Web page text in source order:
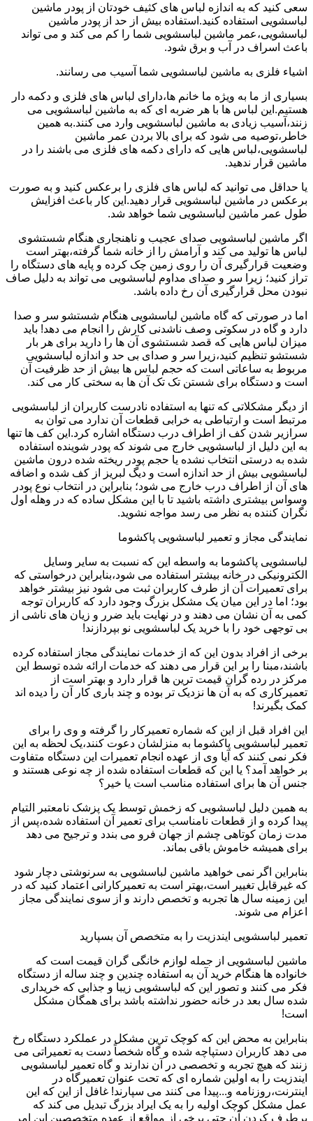
سعی کنید که به اندازه لباس های کثیف خودتان از پودر ماشین
لباسشویی استفاده کنید.استفاده بیش از حد از پودر ماشین
لباسشویی،عمر ماشین لباسشویی شما را کم می کند و می تواند
باعث اسراف در آب و برق شود.
اشیاء فلزی به ماشین لباسشویی شما آسیب می رسانند.
بسیاری از ما به ویژه ما خانم ها،دارای لباس های فلزی و دکمه دار
هستیم.این لباس ها با هر ضربه ای که به ماشین لباسشویی می
زنند،آسیب زیادی به ماشین لباسشویی وارد می کنند.به همین
خاطر،توصیه می شود که برای بالا بردن عمر ماشین
لباسشویی،لباس هایی که دارای دکمه های فلزی می باشند را در
ماشین قرار ندهید.
یا حداقل می توانید که لباس های فلزی را برعکس کنید و به صورت
برعکس در ماشین لباسشویی قرار دهید.این کار باعث افزایش
طول عمر ماشین لباسشویی شما خواهد شد.
اگر ماشین لباسشویی صدای عجیب و ناهنجاری هنگام شستشوی
لباس ها تولید می کند و آرامش را از خانه شما گرفته،بهتر است
وضعیت قرارگیری آن را روی زمین چک کرده و پایه های دستگاه را
تراز کنید؛ زیرا سر و صدای مداوم لباسشویی می تواند به دلیل صاف
نبودن محل قرارگیری آن رخ داده باشد.
اما در صورتی که گاه ماشین لباسشویی هنگام شستشو سر و صدا
دارد و گاه در سکوتی وصف ناشدنی کارش را انجام می دهد! باید
میزان لباس هایی که قصد شستشوی آن ها را دارید برای هر بار
شستشو تنظیم کنید،زیرا سر و صدای بی حد و اندازه لباسشویی
مربوط به ساعاتی است که حجم لباس ها بیش از حد ظرفیت آن
است و دستگاه برای شستن تک تک آن ها به سختی کار می کند.
از دیگر مشکلاتی که تنها به استفاده نادرست کاربران از لباسشویی
مرتبط است و ارتباطی به خرابی قطعات آن ندارد می توان به
سرازیر شدن کف از اطراف درب دستگاه اشاره کرد.این کف ها تنها
به این دلیل از لباسشویی خارج می شوند که پودر شوینده استفاده
شده به درستی انتخاب نشده یا حجم پودر ریخته شده درون ماشین
لباسشویی بیش از حد اندازه است و دیگ لبریز از کف شده و اضافه
های آن از اطراف درب خارج می شود؛ بنابراین در انتخاب نوع پودر
وسواس بیشتری داشته باشید تا با این مشکل ساده که در وهله اول
نگران کننده به نظر می رسد مواجه نشوید.
نمایندگی مجاز و تعمیر لباسشویی پاکشوما
لباسشویی پاکشوما به واسطه این که نسبت به سایر وسایل
الکترونیکی در خانه بیشتر استفاده می شود،بنابراین درخواستی که
برای تعمیرات آن از طرف کاربران ثبت می شود نیز بیشتر خواهد
بود؛ اما در این میان یک مشکل بزرگ وجود دارد که کاربران توجه
کمی به آن نشان می دهند و در نهایت باید ضرر و زیان های ناشی از
بی توجهی خود را با خرید یک لباسشویی نو بپردازند!
برخی از افراد بدون این که از خدمات نمایندگی مجاز استفاده کرده
باشند،مبنا را بر این قرار می دهند که خدمات ارائه شده توسط این
مرکز در رده گران قیمت ترین ها قرار دارد و بهتر است از
تعمیرکاری که به آن ها نزدیک تر بوده و چند باری کار آن را دیده اند
کمک بگیرند!
این افراد قبل از این که شماره تعمیرکار را گرفته و وی را برای
تعمیر لباسشویی پاکشوما به منزلشان دعوت کنند،یک لحظه به این
فکر نمی کنند که آیا وی از عهده انجام تعمیرات این دستگاه متفاوت
بر خواهد آمد؟ یا این که قطعات استفاده شده از چه نوعی هستند و
جنس آن ها برای استفاده مناسب است یا خیر؟
به همین دلیل لباسشویی که زخمش توسط یک پزشک نامعتبر التیام
پیدا کرده و از قطعات نامناسب برای تعمیر آن استفاده شده،پس از
مدت زمان کوتاهی چشم از جهان فرو می بندد و ترجیح می دهد
برای همیشه خاموش باقی بماند.
بنابراین اگر نمی خواهید ماشین لباسشویی به سرنوشتی دچار شود
که غیرقابل تغییر است،بهتر است به تعمیرکارانی اعتماد کنید که در
این زمینه سال ها تجربه و تخصص دارند و از سوی نمایندگی مجاز
اعزام می شوند.
تعمیر لباسشویی ایندزیت را به متخصص آن بسپارید
ماشین لباسشویی از جمله لوازم خانگی گران قیمت است که
خانواده ها هنگام خرید آن به استفاده چندین و چند ساله از دستگاه
فکر می کنند و تصور این که لباسشویی زیبا و جذابی که خریداری
شده سال بعد در خانه حضور نداشته باشد برای همگان مشکل
است!
بنابراین به محض این که کوچک ترین مشکل در عملکرد دستگاه رخ
می دهد کاربران دستپاچه شده و گاه شخصاً دست به تعمیراتی می
زنند که هیچ تجربه و تخصصی در آن ندارند و گاه تعمیر لباسشویی
ایندزیت را به اولین شماره ای که تحت عنوان تعمیرگاه در
اینترنت،روزنامه و...پیدا می کنند می سپارند! غافل از این که این
عمل مشکل کوچک اولیه را به یک ایراد بزرگ تبدیل می کند که
برطرف کردن آن حتی برخی از مواقع از عهده متخصصین این امر